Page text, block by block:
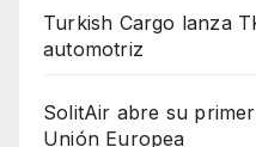
Turkish Cargo lanza
automotriz
SolitAir abre su
Unión Europea